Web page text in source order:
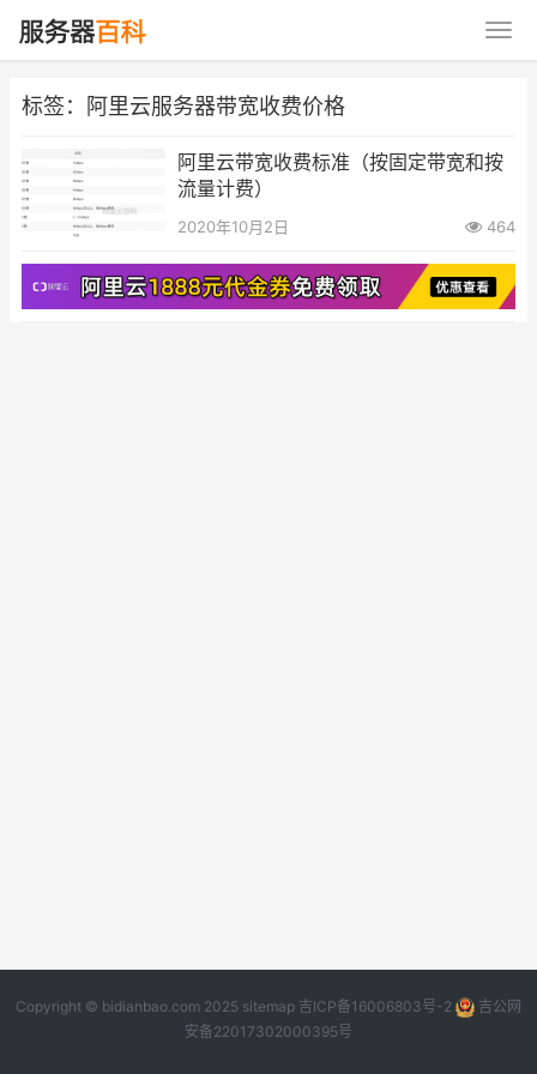
标签：阿里云服务器带宽收费价格
阿里云带宽收费标准（按固定带宽和按
流量计费）
2020年10月2日 464
Copyright © bidianbao.com 2025 sitemap 吉ICP备16006803号-2
吉公网
安备22017302000395号